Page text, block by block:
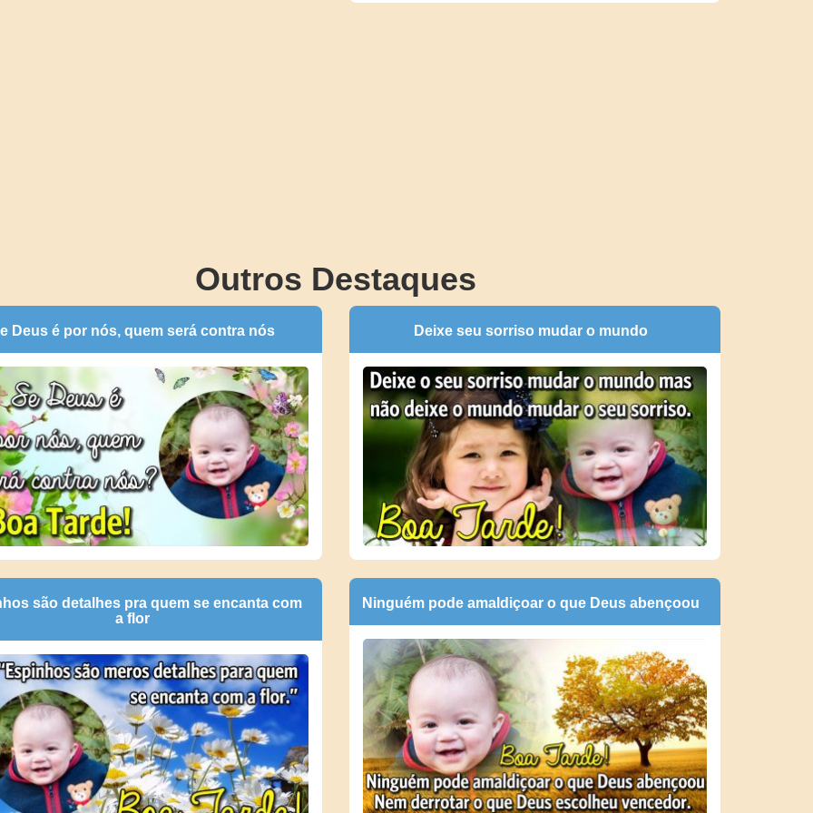
Outros Destaques
Deus é por nós, quem será contra nós Deixe seu sorriso mudar o mundo
são detalhes pra quem se encanta com
a flor
Ninguém pode amaldiçoar o que Deus abençoou